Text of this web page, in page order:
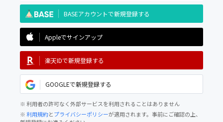
BASEアカウントで新規登録する
Appleでサインアップ
楽天IDで新規登録する
GOOGLEで新規登録する
※ 利用者の許可なく外部サービスを利用されることはありません
※利用規約とプライバシーポリシーが適用されます。事前にご確認の上、